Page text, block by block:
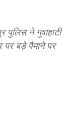
पुलिस ने गुवाहाटी
पर बड़े पैमाने पर